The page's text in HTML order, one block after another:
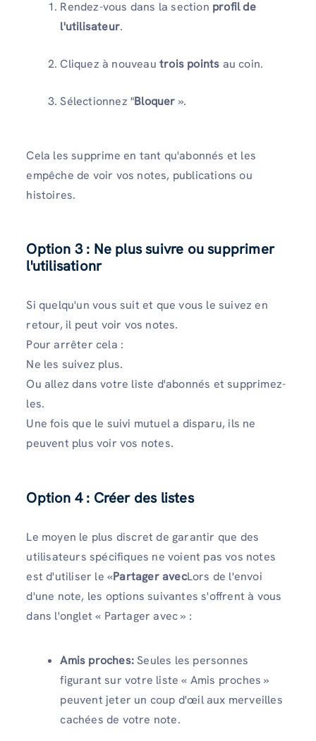
Rendez-vous dans la section profil de
l'utilisateur.
Cliquez à nouveau trois points au coin.
Sélectionnez "Bloquer ».
Cela les supprime en tant qu'abonnés et les
empêche de voir vos notes, publications ou
histoires.
Option 3 : Ne plus suivre ou supprimer
l'utilisationr
Si quelqu'un vous suit et que vous le suivez en
retour, il peut voir vos notes.
Pour arrêter cela :
Ne les suivez plus.
Ou allez dans votre liste d'abonnés et supprimez-
les.
Une fois que le suivi mutuel a disparu, ils ne
peuvent plus voir vos notes.
Option 4 : Créer des listes
Le moyen le plus discret de garantir que des
utilisateurs spécifiques ne voient pas vos notes
est d'utiliser le «Partager avecLors de l'envoi
d'une note, les options suivantes s'offrent à vous
dans l'onglet « Partager avec » :
Amis proches:Seules les personnes
figurant sur votre liste « Amis proches »
peuvent jeter un coup d'œil aux merveilles
cachées de votre note.